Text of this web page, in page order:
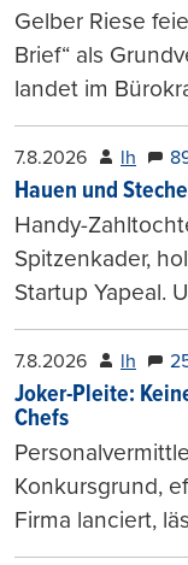
Gelber Riese
Brief“ als
landet im
7.8.2026 lh
Hauen und
Handy-
Spitzenkader,
Startup Yapeal.
7.8.2026 lh
Joker-Pleite:
Chefs
Konkursgrund,
Firma lanciert,